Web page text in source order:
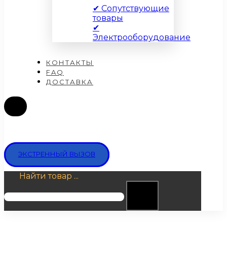
✔ Сопутствующие
товары
✔
Электрооборудование
КОНТАКТЫ
FAQ
ДОСТАВКА
ЭКСТРЕННЫЙ ВЫЗОВ
Найти товар ...